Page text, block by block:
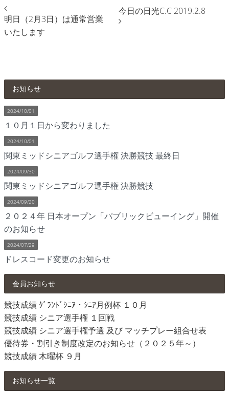
明日（2月3日）は通常営業
いたします
今日の日光C.C 2019.2.8
お知らせ
2024/10/01
１０月１日から変わりました
2024/10/01
関東ミッドシニアゴルフ選手権 決勝競技 最終日
2024/09/30
関東ミッドシニアゴルフ選手権 決勝競技
2024/09/20
２０２４年 日本オープン「パブリックビューイング」開催
のお知らせ
2024/07/29
ドレスコード変更のお知らせ
会員お知らせ
競技成績 ｸﾞﾗﾝﾄﾞｼﾆｱ・ｼﾆｱ月例杯 １０月
競技成績 シニア選手権 １回戦
競技成績 シニア選手権予選 及び マッチプレー組合せ表
優待券・割引き制度改定のお知らせ（２０２５年～）
競技成績 木曜杯 ９月
お知らせ一覧